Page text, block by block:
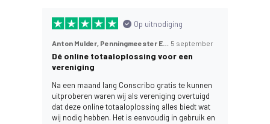
Op uitnodiging
Anton Mulder, Penningmeester E.V.A., 5 september
Dé online totaaloplossing voor een
vereniging
Na een maand lang Conscribo gratis te kunnen
uitproberen waren wij als vereniging overtuigd
dat deze online totaaloplossing alles biedt wat
wij nodig hebben. Het is eenvoudig in gebruik en